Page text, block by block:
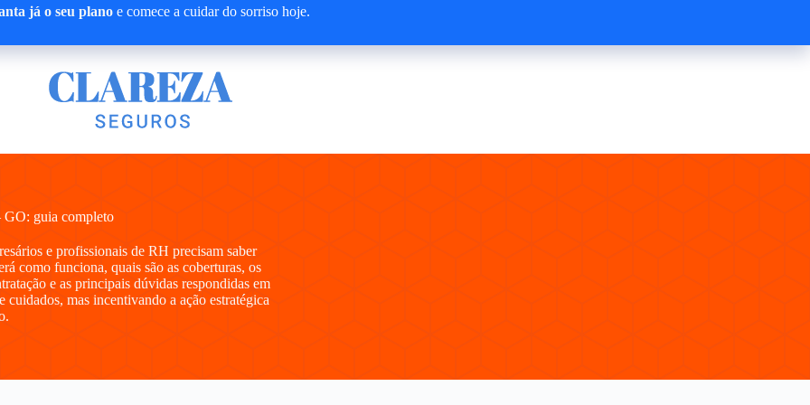
já o seu planoe comece a cuidar do sorriso hoje.
GO: guia completo
e profissionais de RH precisam saber
como funciona, quais são as coberturas, os
e as principais dúvidas respondidas em
mas incentivando a ação estratégica